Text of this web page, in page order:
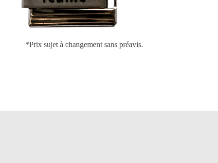
*Prix sujet à changement sans préavis.